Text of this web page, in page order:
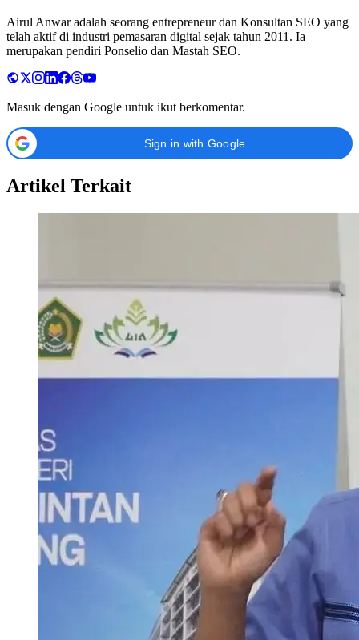
Airul Anwar adalah seorang entrepreneur dan Konsultan SEO yang
telah aktif di industri pemasaran digital sejak tahun 2011. Ia
merupakan pendiri Ponselio dan Mastah SEO.
Masuk dengan Google untuk ikut berkomentar.
Sign in with Google
Artikel Terkait